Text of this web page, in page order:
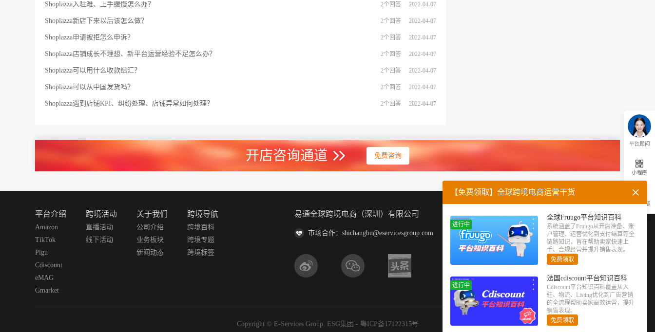
Shoplazza入驻难、上手缓慢怎么办？ 2个回答 2022-04-07
Shoplazza新店下来以后该怎么做？ 2个回答 2022-04-07
Shoplazza申请被拒怎么申诉？ 2个回答 2022-04-07
Shoplazza店铺成长不理想、新平台运营经验不足怎么办？ 2个回答 2022-04-07
Shoplazza可以用什么收款结汇？ 2个回答 2022-04-07
Shoplazza可以从中国发货吗？ 2个回答 2022-04-07
Shoplazza遇到店铺KPI、纠纷处理、店铺异常如何处理？ 2个回答 2022-04-07
开店咨询通道 免费咨询
平台顾问
小程序
返回顶部
平台介绍
Amazon
TikTok
Pigu
Cdiscount
eMAG
Gmarket
跨境活动
直播活动
线下活动
关于我们
公司介绍
业务板块
新闻动态
跨境导航
跨境百科
跨境专题
跨境标签
易通全球跨境电商（深圳）有限公司
市场合作：shichangbu@eservicesgroup.com
企业微信 官方公众号
Copyright © E-Services Group. ESG集团 - 粤ICP备17122315号
【免费领取】全球跨境电商运营干货
进行中
全球Fruugo平台知识百科
系统涵盖了Fruugo从开店准备、账
户管理、运营优化到支付结算等全
链路知识，旨在帮助卖家快速上
手、合规经营并提升销售表现。
免费领取
进行中
法国cdiscount平台知识百科
Cdiscount平台知识百科覆盖从入
驻、物流、Listing优化到广告营销
的全流程帮助卖家高效运营，提升
销售表现。
免费领取